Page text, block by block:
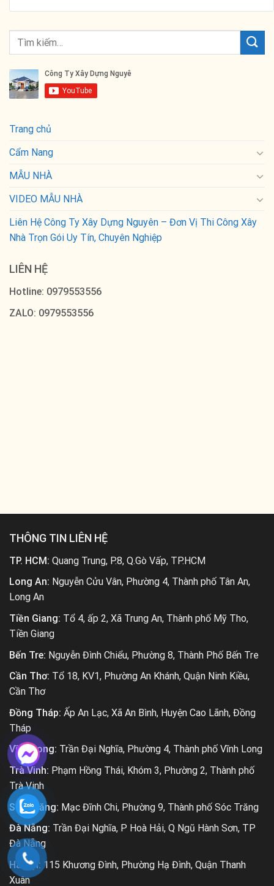
Trang chủ
Cẩm Nang
MẪU NHÀ
VIDEO MẪU NHÀ
Liên Hệ Công Ty Xây Dựng Nguyên – Đơn Vị Thi Công Xây
Nhà Trọn Gói Uy Tín, Chuyên Nghiệp
LIÊN HỆ
Hotline: 0979553556
ZALO: 0979553556
THÔNG TIN LIÊN HỆ
TP. HCM: Quang Trung, P.8, Q.Gò Vấp, TP.HCM
Long An: Nguyễn Cửu Vân, Phường 4, Thành phố Tân An,
Long An
Tiền Giang: Tổ 4, ấp 2, Xã Trung An, Thành phố Mỹ Tho,
Tiền Giang
Bến Tre: Nguyễn Đình Chiểu, Phường 8, Thành Phố Bến Tre
Cần Thơ: Tổ 18, KV1, Phường An Khánh, Quận Ninh Kiều,
Cần Thơ
Đồng Tháp: Ấp An Lạc, Xã An Bình, Huyện Cao Lãnh, Đồng
Tháp
Vĩnh Long: Trần Đại Nghĩa, Phường 4, Thành phố Vĩnh Long
Trà Vinh: Phạm Hồng Thái, Khóm 3, Phường 2, Thành phố
Trà Vinh
Sóc Trăng: Mạc Đĩnh Chi, Phường 9, Thành phố Sóc Trăng
Đà Nẵng: Trần Đại Nghĩa, P Hoà Hải, Q Ngũ Hành Sơn, TP
Đà Nẵng
Hà Nội: 115 Khương Đình, Phường Hạ Đình, Quận Thanh
Xuân